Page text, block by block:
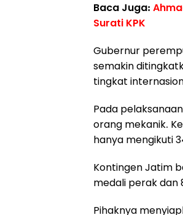
Baca Juga:
Surati KPK
Gubernur
semakin
tingkat
Pada
orang mekanik.
hanya mengikuti
Kontingen Jatim
medali perak dan
Pihaknya